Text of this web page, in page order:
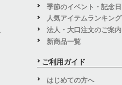
季節のイベント・記念日
人気アイテムランキング
法人・大口注文のご案内
新商品一覧
ご利用ガイド
はじめての方へ